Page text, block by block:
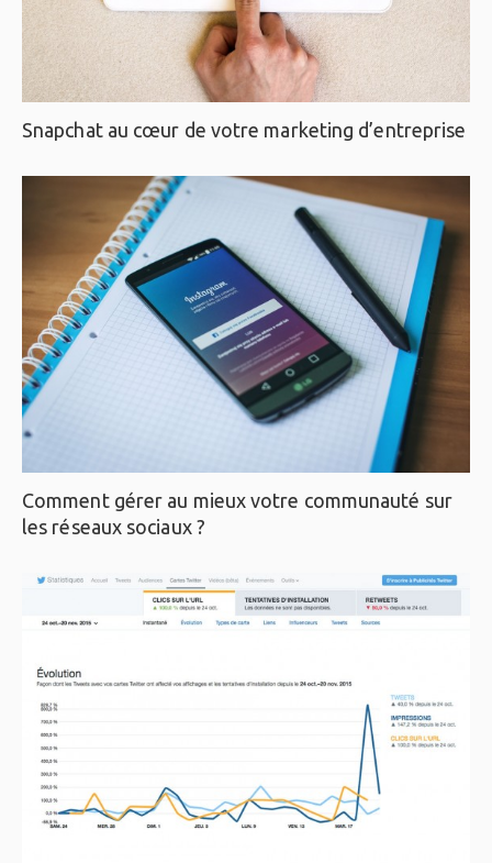
Snapchat au cœur de votre marketing d’entreprise
Comment gérer au mieux votre communauté sur
les réseaux sociaux ?